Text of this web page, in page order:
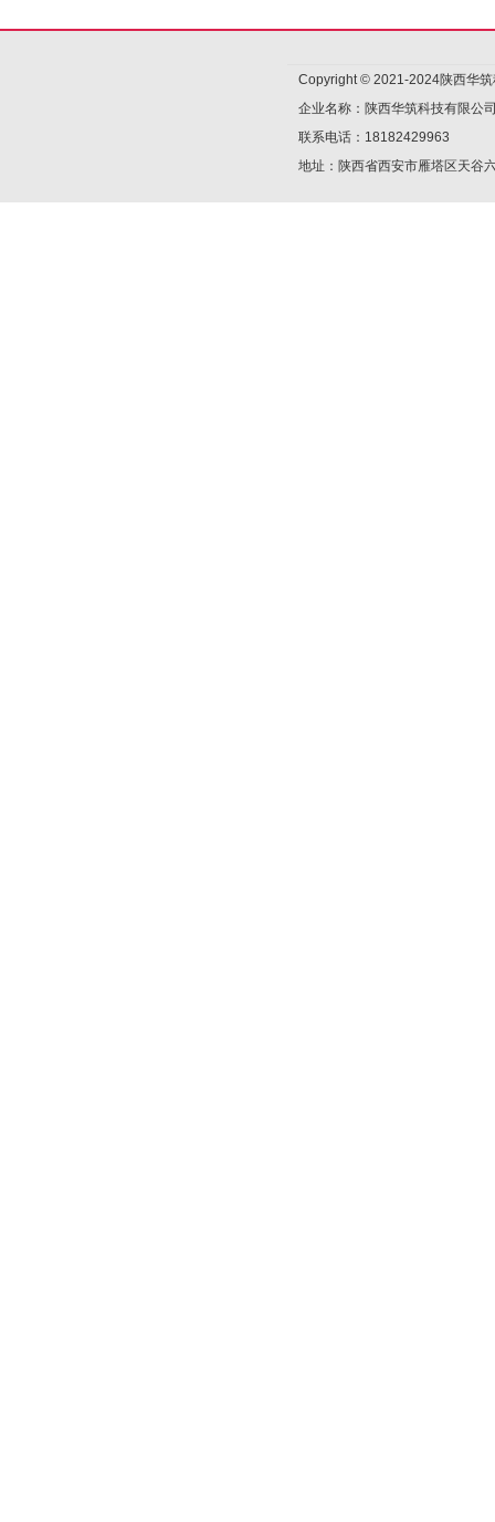
Copyright © 2021-2024陕西华
企业名称：陕西华筑科技有限公
联系电话：18182429963
地址：陕西省西安市雁塔区天谷